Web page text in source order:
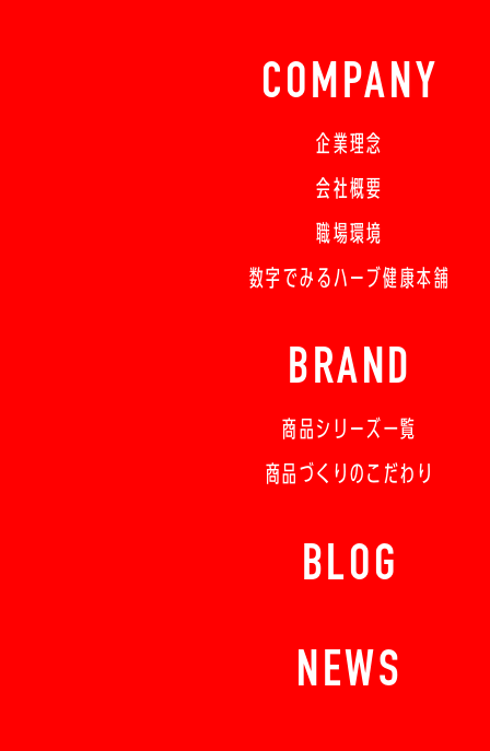
COMPANY
企業理念
会社概要
職場環境
数字でみるハーブ健康本舗
BRAND
商品シリーズ一覧
商品づくりのこだわり
BLOG
NEWS